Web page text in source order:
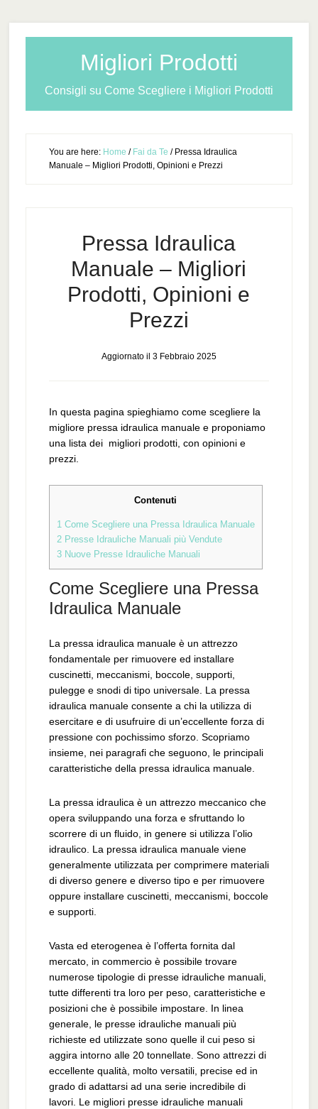
Migliori Prodotti
Consigli su Come Scegliere i Migliori Prodotti
You are here: Home / Fai da Te /Pressa Idraulica
Manuale – Migliori Prodotti, Opinioni e Prezzi
Pressa Idraulica
Manuale – Migliori
Prodotti, Opinioni e
Prezzi
Aggiornato il 3 Febbraio 2025
In questa pagina spieghiamo come scegliere la
migliore pressa idraulica manuale e proponiamo
una lista dei migliori prodotti, con opinioni e
prezzi.
Contenuti
1Come Scegliere una Pressa Idraulica Manuale
2Presse Idrauliche Manuali più Vendute
3Nuove Presse Idrauliche Manuali
Come Scegliere una Pressa
Idraulica Manuale
La pressa idraulica manuale è un attrezzo
fondamentale per rimuovere ed installare
cuscinetti, meccanismi, boccole, supporti,
pulegge e snodi di tipo universale. La pressa
idraulica manuale consente a chi la utilizza di
esercitare e di usufruire di un’eccellente forza di
pressione con pochissimo sforzo. Scopriamo
insieme, nei paragrafi che seguono, le principali
caratteristiche della pressa idraulica manuale.
La pressa idraulica è un attrezzo meccanico che
opera sviluppando una forza e sfruttando lo
scorrere di un fluido, in genere si utilizza l’olio
idraulico. La pressa idraulica manuale viene
generalmente utilizzata per comprimere materiali
di diverso genere e diverso tipo e per rimuovere
oppure installare cuscinetti, meccanismi, boccole
e supporti.
Vasta ed eterogenea è l’offerta fornita dal
mercato, in commercio è possibile trovare
numerose tipologie di presse idrauliche manuali,
tutte differenti tra loro per peso, caratteristiche e
posizioni che è possibile impostare. In linea
generale, le presse idrauliche manuali più
richieste ed utilizzate sono quelle il cui peso si
aggira intorno alle 20 tonnellate. Sono attrezzi di
eccellente qualità, molto versatili, precise ed in
grado di adattarsi ad una serie incredibile di
lavori. Le migliori presse idrauliche manuali